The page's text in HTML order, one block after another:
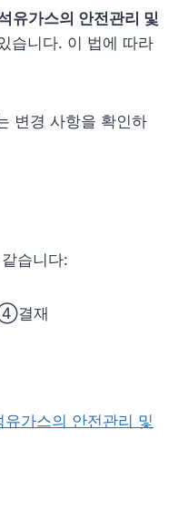
석유가스의 안전관리 및
습니다. 이 법에 따라
변경 사항을 확인하
습니다:
결재
가스의 안전관리 및